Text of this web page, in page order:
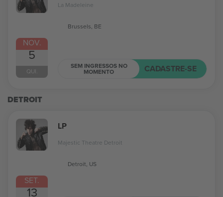
NOV.
5
QUI.
La Madeleine
Brussels, BE
SEM INGRESSOS NO
MOMENTO CADASTRE-SE
DETROIT
SET.
13
LP
Majestic Theatre Detroit
Detroit, US